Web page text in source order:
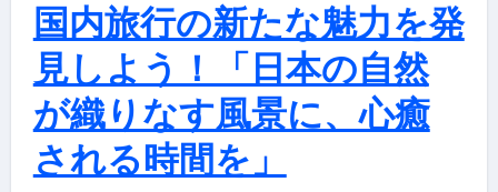
国内旅行の新たな魅力を発
見しよう！「日本の自然
が織りなす風景に、心癒
される時間を」